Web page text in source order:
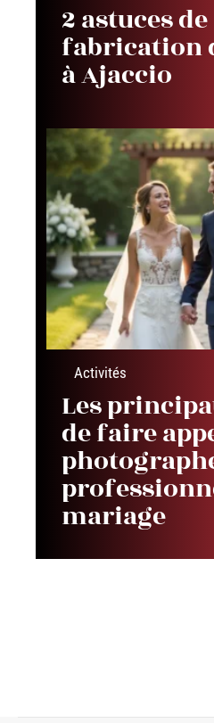
2 astuces de
fabrication
à Ajaccio
Activités
Les
de faire
mariage